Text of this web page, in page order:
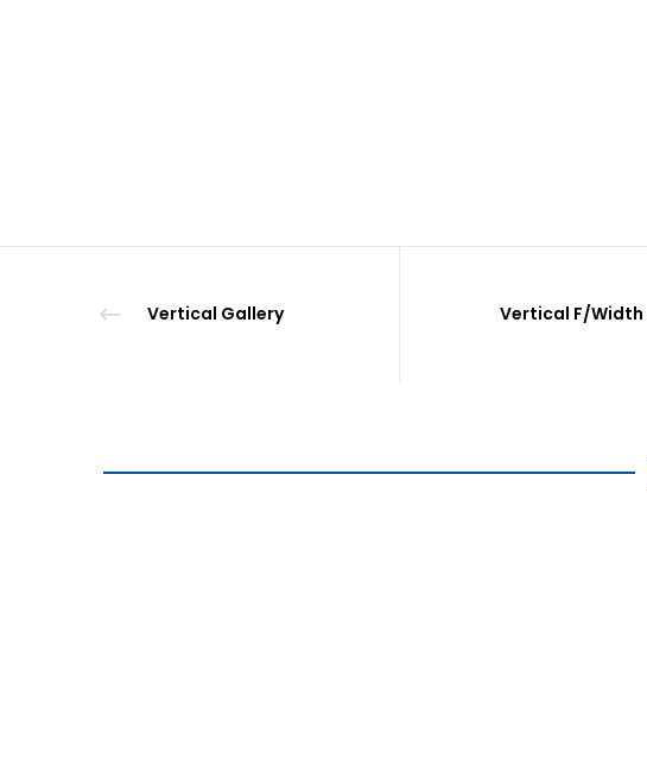
Vertical Gallery